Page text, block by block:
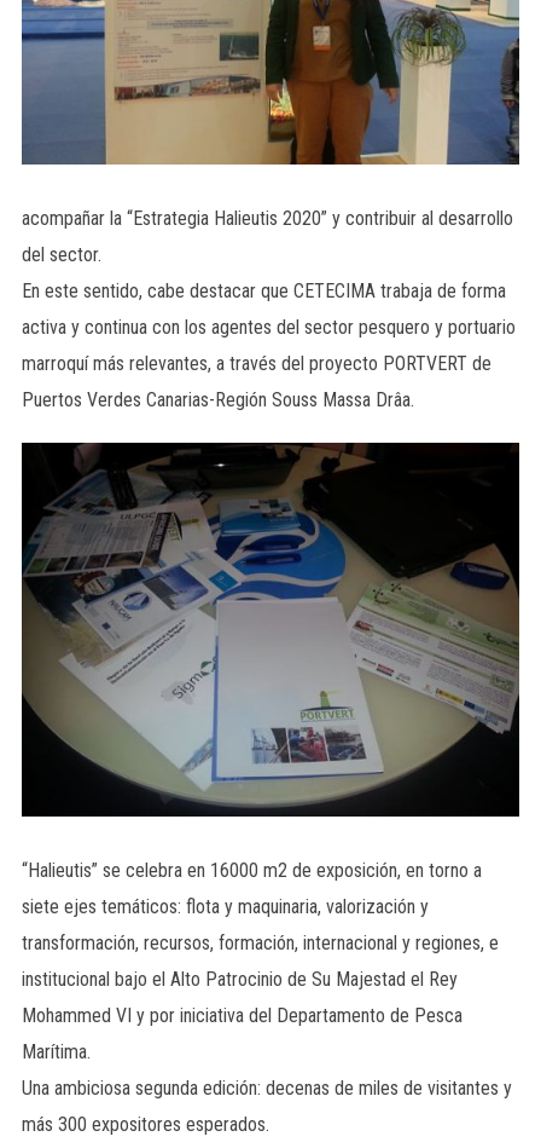
acompañar la “Estrategia Halieutis 2020” y contribuir al desarrollo
del sector.
En este sentido, cabe destacar que CETECIMA trabaja de forma
activa y continua con los agentes del sector pesquero y portuario
marroquí más relevantes, a través del proyecto PORTVERT de
Puertos Verdes Canarias-Región Souss Massa Drâa.
“Halieutis” se celebra en 16000 m2 de exposición, en torno a
siete ejes temáticos: flota y maquinaria, valorización y
transformación, recursos, formación, internacional y regiones, e
institucional bajo el Alto Patrocinio de Su Majestad el Rey
Mohammed VI y por iniciativa del Departamento de Pesca
Marítima.
Una ambiciosa segunda edición: decenas de miles de visitantes y
más 300 expositores esperados.